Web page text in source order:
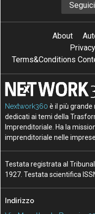
Seguici
About
Terms&Conditions
Nextwork360 è il più
dedicati ai temi della
Imprenditoriale. Ha la
imprenditoriale nelle
Testata registrata al
1927. Testata scientifica
Indirizzo